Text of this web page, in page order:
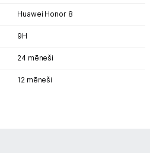
bezvadu telefoni
Huawei Honor 8
9H
24 mēneši
12 mēneši